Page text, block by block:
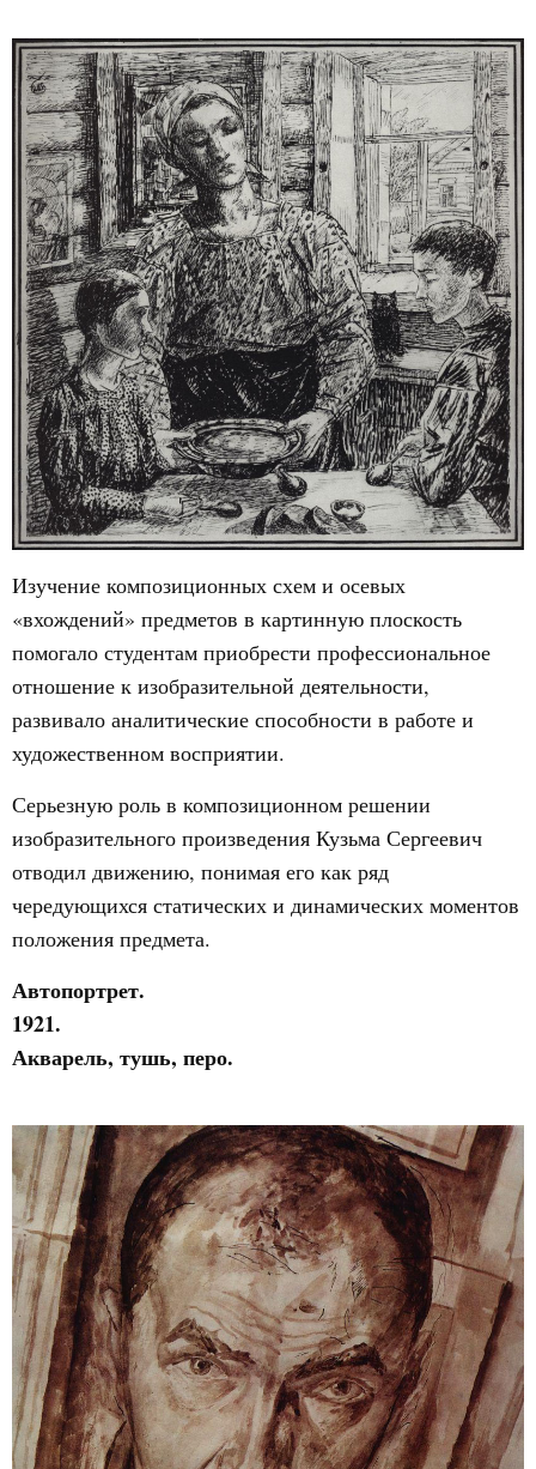
Изучение композиционных схем и осевых
«вхождений» предметов в картинную плоскость
помогало студентам приобрести профессиональное
отношение к изобразительной деятельности,
развивало аналитические способности в работе и
художественном восприятии.
Серьезную роль в композиционном решении
изобразительного произведения Кузьма Сергеевич
отводил движению, понимая его как ряд
чередующихся статических и динамических моментов
положения предмета.
Автопортрет.
1921.
Акварель, тушь, перо.